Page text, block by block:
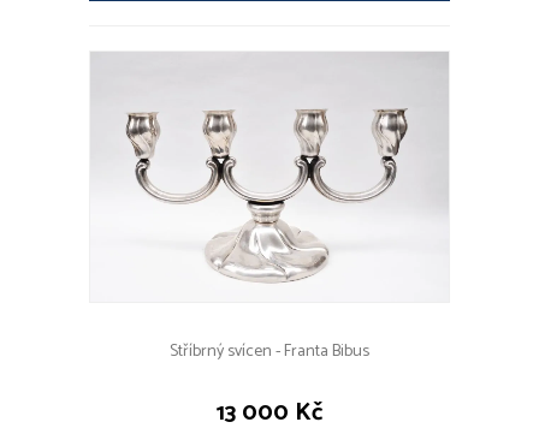
Stříbrný svícen - Franta Bibus
13 000 Kč